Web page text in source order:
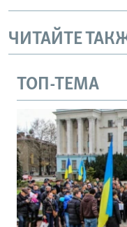
ЧИТАЙТЕ
ТОП-ТЕМА